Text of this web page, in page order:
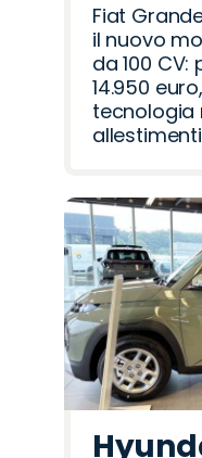
Fiat
il nuovo
da 100
14.950
tecnologia